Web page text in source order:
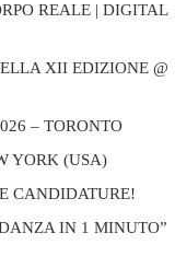
REALE | DIGITAL
XII EDIZIONE @
– TORONTO
YORK (USA)
CANDIDATURE!
IN 1 MINUTO”